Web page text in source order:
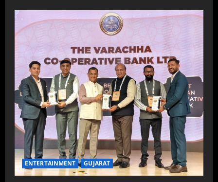
ENTERTAINMENT GUJARAT